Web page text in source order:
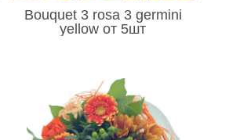
Bouquet 3 rosa 3 germini
yellow от 5шт